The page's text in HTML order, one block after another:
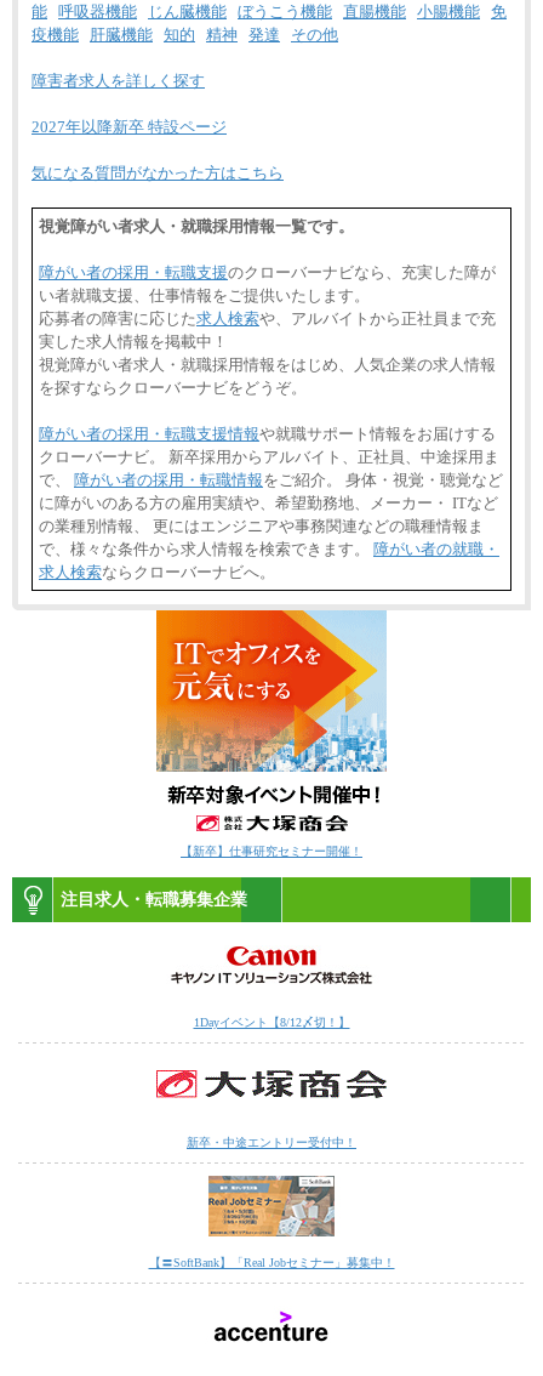
能 呼吸器機能 じん臓機能 ぼうこう機能 直腸機能 小腸機能 免
疫機能
肝臓機能 知的 精神 発達 その他
障害者求人を詳しく探す
2027年以降新卒 特設ページ
気になる質問がなかった方はこちら
視覚障がい者求人・就職採用情報一覧です。
障がい者の採用・転職支援のクローバーナビなら、充実した障が
い者就職支援、仕事情報をご提供いたします。
応募者の障害に応じた求人検索や、アルバイトから正社員まで充
実した求人情報を掲載中！
視覚障がい者求人・就職採用情報をはじめ、人気企業の求人情報
を探すならクローバーナビをどうぞ。
障がい者の採用・転職支援情報や就職サポート情報をお届けする
クローバーナビ。 新卒採用からアルバイト、正社員、中途採用ま
で、 障がい者の採用・転職情報をご紹介。 身体・視覚・聴覚など
に障がいのある方の雇用実績や、希望勤務地、メーカー・ ITなど
の業種別情報、 更にはエンジニアや事務関連などの職種情報ま
で、様々な条件から求人情報を検索できます。 障がい者の就職・
求人検索ならクローバーナビへ。
【新卒】仕事研究セミナー開催！
注目求人・転職募集企業
1Dayイベント【8/12〆切！】
新卒・中途エントリー受付中！
【〓SoftBank】「Real Jobセミナー」募集中！